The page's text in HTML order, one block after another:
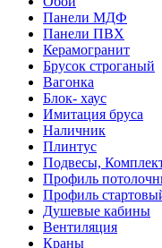
Панели МДФ
Панели ПВХ
Керамогранит
Брусок строганый
Вагонка
Блок- хаус
Имитация бруса
Наличник
Плинтус
Подвесы,
Профиль
Профиль
Душевые кабины
Вентиляция
Краны